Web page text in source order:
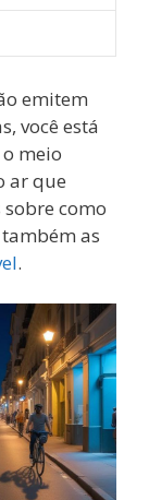
emitem
você está
meio
ar que
como
as
.